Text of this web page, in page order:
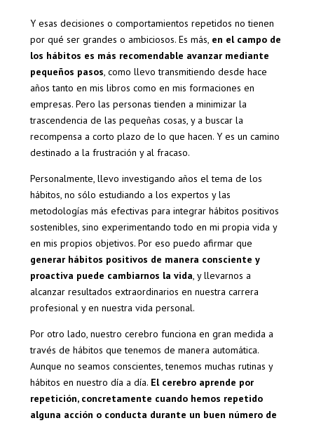
Y esas decisiones o comportamientos repetidos no tienen
por qué ser grandes o ambiciosos. Es más, en el campo de
los hábitos es más recomendable avanzar mediante
pequeños pasos, como llevo transmitiendo desde hace
años tanto en mis libros como en mis formaciones en
empresas. Pero las personas tienden a minimizar la
trascendencia de las pequeñas cosas, y a buscar la
recompensa a corto plazo de lo que hacen. Y es un camino
destinado a la frustración y al fracaso.
Personalmente, llevo investigando años el tema de los
hábitos, no sólo estudiando a los expertos y las
metodologías más efectivas para integrar hábitos positivos
sostenibles, sino experimentando todo en mi propia vida y
en mis propios objetivos. Por eso puedo afirmar que
generar hábitos positivos de manera consciente y
proactiva puede cambiarnos la vida, y llevarnos a
alcanzar resultados extraordinarios en nuestra carrera
profesional y en nuestra vida personal.
Por otro lado, nuestro cerebro funciona en gran medida a
través de hábitos que tenemos de manera automática.
Aunque no seamos conscientes, tenemos muchas rutinas y
hábitos en nuestro día a día. El cerebro aprende por
repetición, concretamente cuando hemos repetido
alguna acción o conducta durante un buen número de